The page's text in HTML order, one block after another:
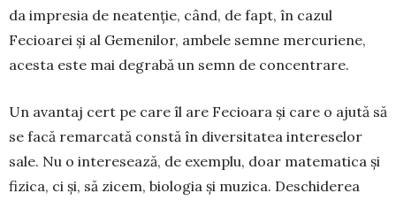
da impresia de neatenție, când, de fapt, în cazul
Fecioarei și al Gemenilor, ambele semne mercuriene,
acesta este mai degrabă un semn de concentrare.
Un avantaj cert pe care îl are Fecioara și care o ajută să
se facă remarcată constă în diversitatea intereselor
sale. Nu o interesează, de exemplu, doar matematica și
fizica, ci și, să zicem, biologia și muzica. Deschiderea